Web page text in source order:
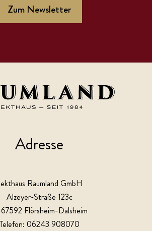
Zum Newsletter
Adresse
Raumland GmbH
Alzeyer-Straße 123c
Flörsheim-Dalsheim
06243 908070